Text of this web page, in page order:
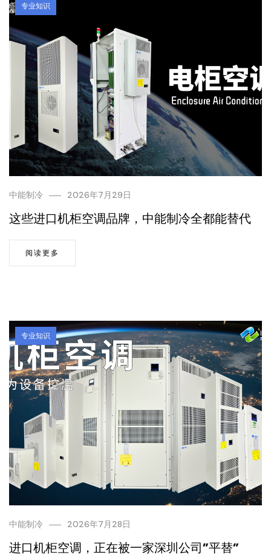
专业知识
中能制冷 2026年7月29日
这些进口机柜空调品牌，中能制冷全都能替代
阅读更多
专业知识
中能制冷 2026年7月28日
进口机柜空调，正在被一家深圳公司”平替”